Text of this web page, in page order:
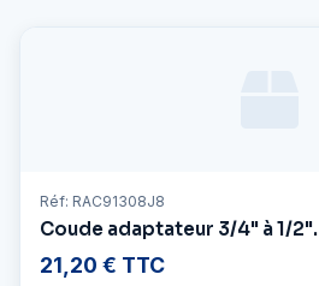
Réf: RAC91308J8
Coude adaptateur 3/4" à 1/2".
21,20 € TTC